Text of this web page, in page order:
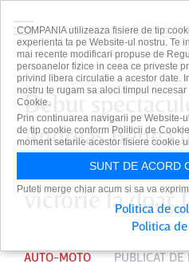
Debut
Andreas Benea
Endurance
victorie la doar
AUTO-MOTO PUBLICAT DE
COMPANIA utilizeaza fisiere de tip
experienta ta pe Website-ul nostru. Te
mai recente modificari propuse de
persoanelor fizice in ceea ce priveste
privind libera circulatie a acestor date.
nostru te rugam sa aloci timpul
Cookie.
Prin continuarea navigarii pe Website-
de tip cookie conform Politicii de
moment setarile acestor fisiere cookie
SUNT DE ACORD
Puteti merge chiar acum si sa va
Politica de
Politica